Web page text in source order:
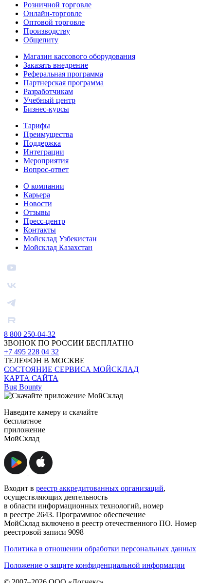
Розничной торговле
Онлайн-торговле
Оптовой торговле
Производству
Общепиту
Магазин кассового оборудования
Заказать внедрение
Реферальная программа
Партнерская программа
Разработчикам
Учебный центр
Бизнес‑курсы
Тарифы
Преимущества
Поддержка
Интеграции
Мероприятия
Вопрос-ответ
О компании
Карьера
Новости
Отзывы
Пресс-центр
Контакты
Мойсклад Узбекистан
Мойсклад Казахстан
8 800 250-04-32
ЗВОНОК ПО РОССИИ БЕСПЛАТНО
+7 495 228 04 32
ТЕЛЕФОН В МОСКВЕ
СОСТОЯНИЕ СЕРВИСА МОЙСКЛАД
КАРТА САЙТА
Bug Bounty
Наведите камеру и скачайте
бесплатное
приложение
МойСклад
Входит в реестр аккредитованных организаций,
осуществляющих деятельность
в области информационных технологий, номер
в реестре 2643. Программное обеспечение
МойСклад включено в реестр отечественного ПО. Номер
реестровой записи 9098
Политика в отношении обработки персональных данных
Положение о защите конфиденциальной информации